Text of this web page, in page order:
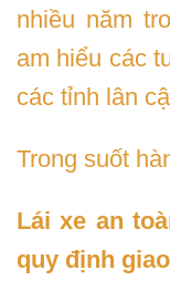
nhiều năm
am hiểu các
các tỉnh lân
Trong suốt
Lái xe an
quy định